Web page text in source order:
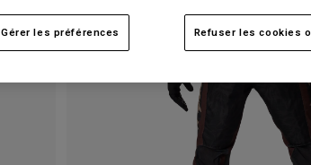
Gérer les préférences Refuser les cookies